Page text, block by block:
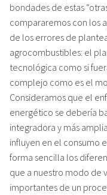
bondades de estas
compararemos con los
de los errores de
agrocombustibles: el
tecnológica como si
complejo como es el
Consideramos que el
energético se debería
integradora y más
influyen en el consumo
forma sencilla los
que a nuestro modo de
importantes de un